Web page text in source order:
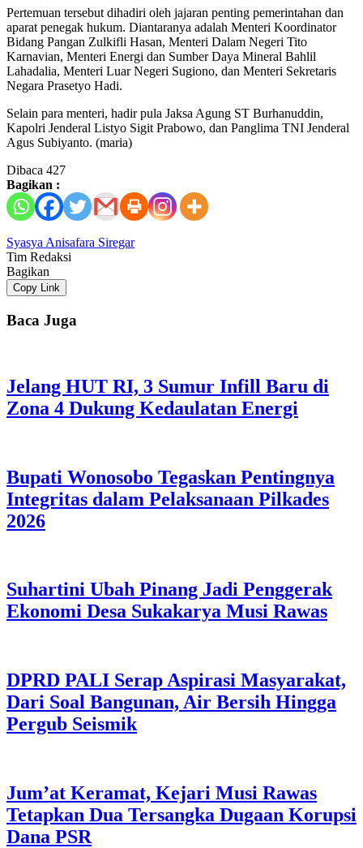
Pertemuan tersebut dihadiri oleh jajaran penting pemerintahan dan
aparat penegak hukum. Diantaranya adalah Menteri Koordinator
Bidang Pangan Zulkifli Hasan, Menteri Dalam Negeri Tito
Karnavian, Menteri Energi dan Sumber Daya Mineral Bahlil
Lahadalia, Menteri Luar Negeri Sugiono, dan Menteri Sekretaris
Negara Prasetyo Hadi.
Selain para menteri, hadir pula Jaksa Agung ST Burhanuddin,
Kapolri Jenderal Listyo Sigit Prabowo, dan Panglima TNI Jenderal
Agus Subiyanto. (maria)
Dibaca 427
Bagikan :
Syasya Anisafara Siregar
Tim Redaksi
Bagikan
Copy Link
Baca Juga
Jelang HUT RI, 3 Sumur Infill Baru di
Zona 4 Dukung Kedaulatan Energi
Bupati Wonosobo Tegaskan Pentingnya
Integritas dalam Pelaksanaan Pilkades
2026
Suhartini Ubah Pinang Jadi Penggerak
Ekonomi Desa Sukakarya Musi Rawas
DPRD PALI Serap Aspirasi Masyarakat,
Dari Soal Bangunan, Air Bersih Hingga
Pergub Seismik
Jum’at Keramat, Kejari Musi Rawas
Tetapkan Dua Tersangka Dugaan Korupsi
Dana PSR